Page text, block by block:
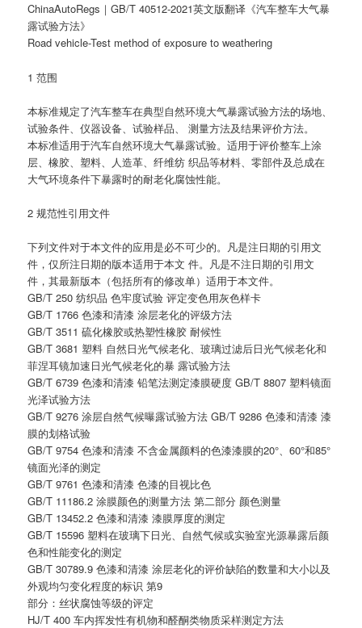
ChinaAutoRegs｜GB/T 40512-2021英文版翻译《汽车整车大气暴
露试验方法》
Road vehicle-Test method of exposure to weathering
1 范围
本标准规定了汽车整车在典型自然环境大气暴露试验方法的场地、
试验条件、仪器设备、试验样品、 测量方法及结果评价方法。
本标准适用于汽车自然环境大气暴露试验。适用于评价整车上涂
层、橡胶、塑料、人造革、纤维纺 织品等材料、零部件及总成在
大气环境条件下暴露时的耐老化腐蚀性能。
2 规范性引用文件
下列文件对于本文件的应用是必不可少的。凡是注日期的引用文
件，仅所注日期的版本适用于本文 件。凡是不注日期的引用文
件，其最新版本（包括所有的修改单）适用于本文件。
GB/T 250 纺织品 色牢度试验 评定变色用灰色样卡
GB/T 1766 色漆和清漆 涂层老化的评级方法
GB/T 3511 硫化橡胶或热塑性橡胶 耐候性
GB/T 3681 塑料 自然日光气候老化、玻璃过滤后日光气候老化和
菲涅耳镜加速日光气候老化的暴 露试验方法
GB/T 6739 色漆和清漆 铅笔法测定漆膜硬度 GB/T 8807 塑料镜面
光泽试验方法
GB/T 9276 涂层自然气候曝露试验方法 GB/T 9286 色漆和清漆 漆
膜的划格试验
GB/T 9754 色漆和清漆 不含金属颜料的色漆漆膜的20°、60°和85°
镜面光泽的测定
GB/T 9761 色漆和清漆 色漆的目视比色
GB/T 11186.2 涂膜颜色的测量方法 第二部分 颜色测量
GB/T 13452.2 色漆和清漆 漆膜厚度的测定
GB/T 15596 塑料在玻璃下日光、自然气候或实验室光源暴露后颜
色和性能变化的测定
GB/T 30789.9 色漆和清漆 涂层老化的评价缺陷的数量和大小以及
外观均匀变化程度的标识 第9
部分：丝状腐蚀等级的评定
HJ/T 400 车内挥发性有机物和醛酮类物质采样测定方法